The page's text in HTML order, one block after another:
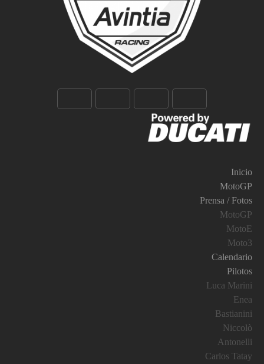
Inicio
MotoGP
Prensa / Fotos
MotoGP
MotoE
Moto3
Calendario
Pilotos
Luca Marini
Enea
Bastianini
Niccolò
Antonelli
Carlos Tatay